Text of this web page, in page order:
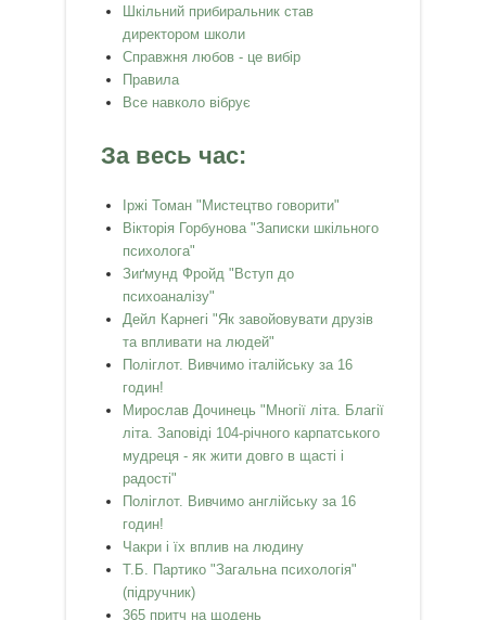
Шкільний прибиральник став
директором школи
Справжня любов - це вибір
Правила
Все навколо вібрує
За весь час:
Іржі Томан "Мистецтво говорити"
Вікторія Горбунова "Записки шкільного
психолога"
Зиґмунд Фройд "Вступ до
психоаналізу"
Дейл Карнегі "Як завойовувати друзів
та впливати на людей"
Поліглот. Вивчимо італійську за 16
годин!
Мирослав Дочинець "Многії літа. Благії
літа. Заповіді 104-річного карпатського
мудреця - як жити довго в щасті і
радості"
Поліглот. Вивчимо англійську за 16
годин!
Чакри і їх вплив на людину
Т.Б. Партико "Загальна психологія"
(підручник)
365 притч на щодень